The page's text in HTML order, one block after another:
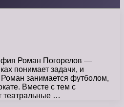
Роман Погорелов —
понимает задачи, и
занимается футболом,
Вместе с тем с
театральные …